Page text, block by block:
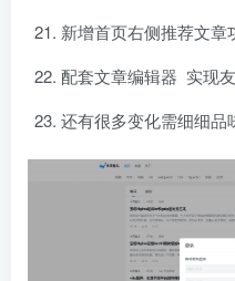
新增首页右侧推荐文章
配套文章编辑器 实现
还有很多变化需细细品